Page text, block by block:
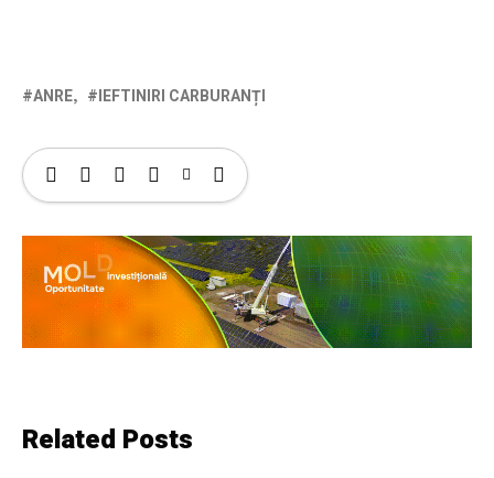
ANRE IEFTINIRI CARBURANȚI
Related Posts